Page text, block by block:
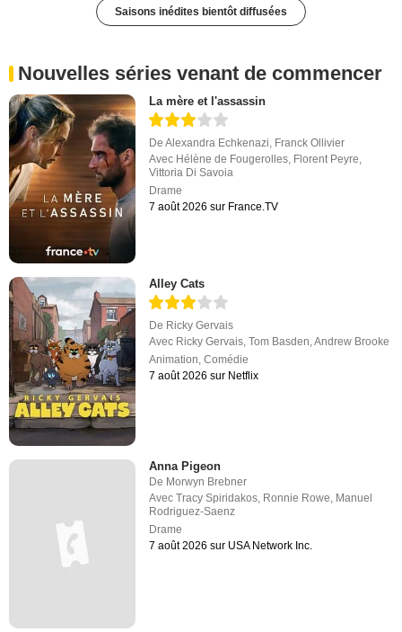
Saisons inédites bientôt diffusées
Nouvelles séries venant de commencer
La mère et l'assassin
DeAlexandra Echkenazi Franck Ollivier
Avec Hélène de Fougerolles Florent Peyre
Vittoria Di Savoia
Drame
7 août 2026 sur France.TV
Alley Cats
De Ricky Gervais
Avec Ricky Gervais,Tom Basden,Andrew Brooke
Animation,Comédie
7 août 2026 sur Netflix
Anna Pigeon
De Morwyn Brebner
AvecTracy Spiridakos, Ronnie Rowe, Manuel
Rodriguez-Saenz
Drame
7 août 2026 sur USA Network Inc.